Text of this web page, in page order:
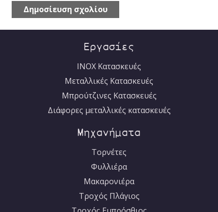
English
Δημοσίευση σχολίου
Εργασίες
INOX Κατασκευές
Μεταλλικές Κατασκευές
Μπρούτζινες Κατασκευές
Διάφορες μεταλλικές κατασκευές
Μηχανήματα
Τορνέτες
Φυλλιέρα
Μακαρονιέρα
Τροχός Πλάγιος